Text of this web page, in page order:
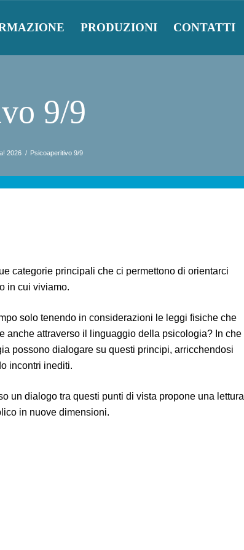
PRODUZIONI CONTATTI
9/9
2026 / Psicoaperitivo 9/9
categorie principali che ci permettono di orientarci
in cui viviamo.
solo tenendo in considerazioni le leggi fisiche che
anche attraverso il linguaggio della psicologia? In che
possono dialogare su questi principi, arricchendosi
incontri inediti.
un dialogo tra questi punti di vista propone una lettura
in nuove dimensioni.